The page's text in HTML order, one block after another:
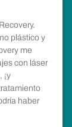
plástico y
me
con láser
¡y
haber